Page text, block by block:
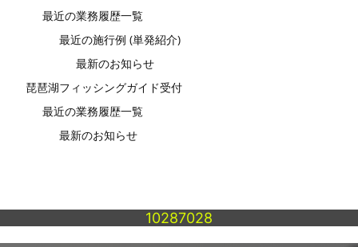
最近の業務履歴一覧
最近の施行例 (単発紹介)
最新のお知らせ
琵琶湖フィッシングガイド受付
最近の業務履歴一覧
最新のお知らせ
10287028